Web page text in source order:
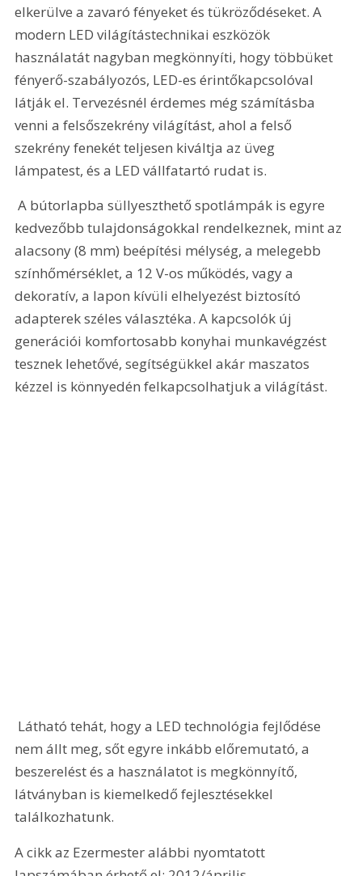
elkerülve a zavaró fényeket és tükröződéseket. A
modern LED világítástechnikai eszközök
használatát nagyban megkönnyíti, hogy többüket
fényerő-szabályozós, LED-es érintőkapcsolóval
látják el. Tervezésnél érdemes még számításba
venni a felsőszekrény világítást, ahol a felső
szekrény fenekét teljesen kiváltja az üveg
lámpatest, és a LED vállfatartó rudat is.
A bútorlapba süllyeszthető spotlámpák is egyre
kedvezőbb tulajdonságokkal rendelkeznek, mint az
alacsony (8 mm) beépítési mélység, a melegebb
színhőmérséklet, a 12 V-os működés, vagy a
dekoratív, a lapon kívüli elhelyezést biztosító
adapterek széles választéka. A kapcsolók új
generációi komfortosabb konyhai munkavégzést
tesznek lehetővé, segítségükkel akár maszatos
kézzel is könnyedén felkapcsolhatjuk a világítást.
nem állt meg, sőt egyre inkább előremutató, a
beszerelést és a használatot is megkönnyítő,
látványban is kiemelkedő fejlesztésekkel
találkozhatunk.
A cikk az Ezermester alábbi nyomtatott